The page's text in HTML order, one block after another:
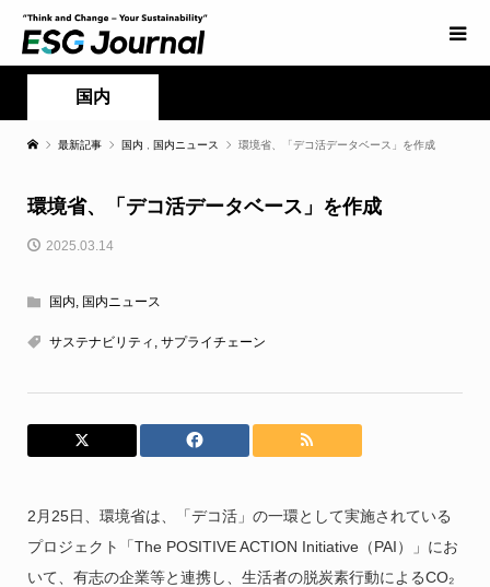
国内
最新記事 国内 国内ニュース 環境省、「デコ活データベース」を作成
環境省、「デコ活データベース」を作成
2025.03.14
国内, 国内ニュース
サステナビリティ , サプライチェーン
2月25日、環境省は、「デコ活」の一環として実施されている
プロジェクト「The POSITIVE ACTION Initiative（PAI）」にお
いて、有志の企業等と連携し、生活者の脱炭素行動によるCO₂